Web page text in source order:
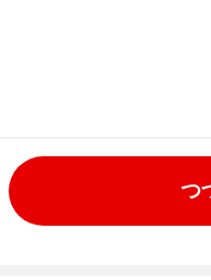
つ